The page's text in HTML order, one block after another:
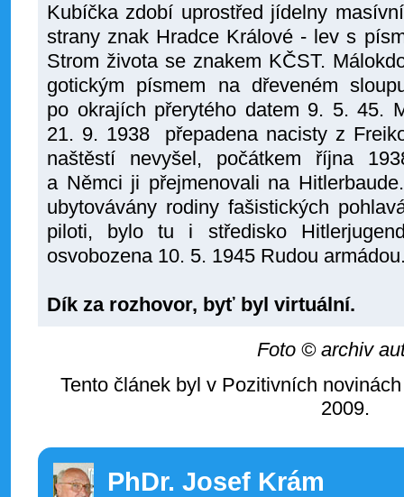
Kubíčka zdobí uprostřed jídelny
strany znak Hradce Králové - lev s
Strom života se znakem KČST.
gotickým písmem na dřeveném
po okrajích přerytého datem 9. 5. 45.
21. 9. 1938 přepadena nacisty z
naštěstí nevyšel, počátkem října
a Němci ji přejmenovali na
ubytovávány rodiny fašistických
piloti, bylo tu i středisko
osvobozena 10. 5. 1945 Rudou
Dík za rozhovor, byť byl virtuální.
Foto © archiv
Tento článek byl v Pozitivních
2009.
PhDr. Josef Krám